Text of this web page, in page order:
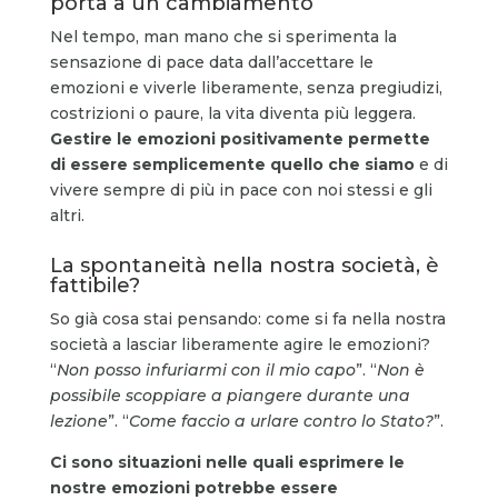
Nel tempo, man mano che si sperimenta la
sensazione di pace data dall’accettare le
emozioni e viverle liberamente, senza pregiudizi,
costrizioni o paure, la vita diventa più leggera.
Gestire le emozioni positivamente permette
di essere semplicemente quello che siamo e di
vivere sempre di più in pace con noi stessi e gli
altri.
La spontaneità nella nostra società, è
fattibile?
So già cosa stai pensando: come si fa nella nostra
società a lasciar liberamente agire le emozioni?
“Non posso infuriarmi con il mio capo”. “Non è
possibile scoppiare a piangere durante una
lezione”. “Come faccio a urlare contro lo Stato?”.
Ci sono situazioni nelle quali esprimere le
nostre emozioni potrebbe essere